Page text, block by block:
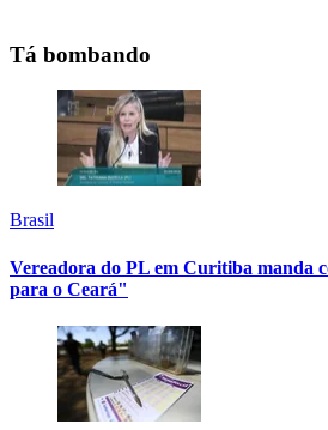
Tá bombando
Brasil
Vereadora do PL em Curitiba manda
para o Ceará"